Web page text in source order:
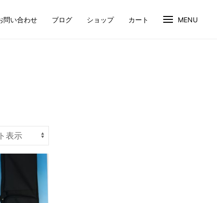
問い合わせ ブログ ショップ カート MENU